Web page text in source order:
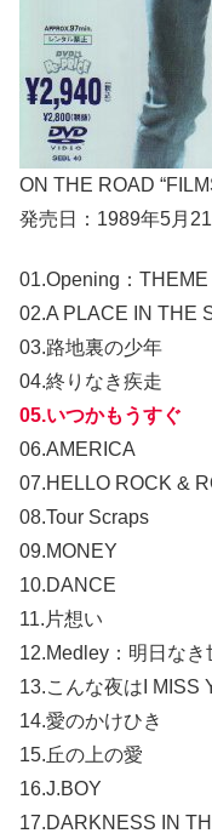
ON THE ROAD
発売日：1989年5月21
01.Opening：THEME
02.A PLACE IN THE
03.路地裏の少年
04.終りなき疾走
05.いつかもうすぐ
06.AMERICA
07.HELLO ROCK &
08.Tour Scraps
09.MONEY
10.DANCE
11.片想い
12.Medley：明日な
13.こんな夜はI MISS
14.愛のかけひき
15.丘の上の愛
16.J.BOY
17.DARKNESS IN